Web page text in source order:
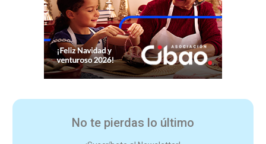
No te pierdas lo último